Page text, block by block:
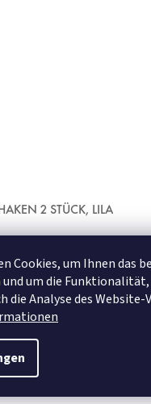
Cookies, um Ihnen das
um die
die Analyse des
2 STÜCK, LILA
LAGER
€6,55